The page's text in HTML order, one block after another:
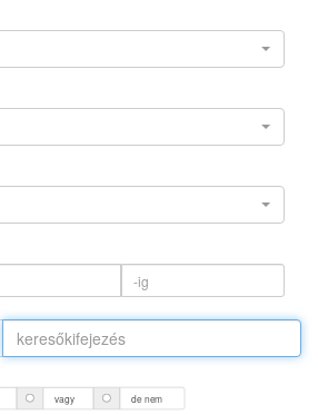
vagy de nem